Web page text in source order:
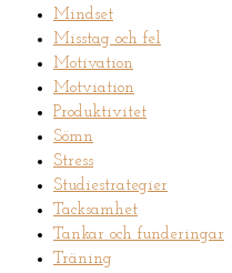
Mindset
Misstag och fel
Motivation
Motviation
Produktivitet
Sömn
Stress
Studiestrategier
Tacksamhet
Tankar och funderingar
Träning